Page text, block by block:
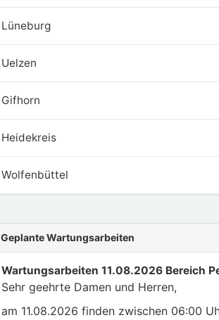
Lüneburg
Uelzen
Gifhorn
Heidekreis
Wolfenbüttel
Geplante Wartungsarbeiten
Wartungsarbeiten 11.08.2026 Bereich
Sehr geehrte Damen und Herren,
am 11.08.2026 finden zwischen 06:00